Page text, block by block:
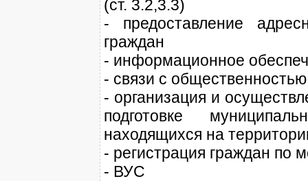
(ст. 3.2,3.3)
- предоставление
граждан
- информационное
- связи с
- организация и
подготовке
находящихся на
- регистрация граждан по
- ВУС